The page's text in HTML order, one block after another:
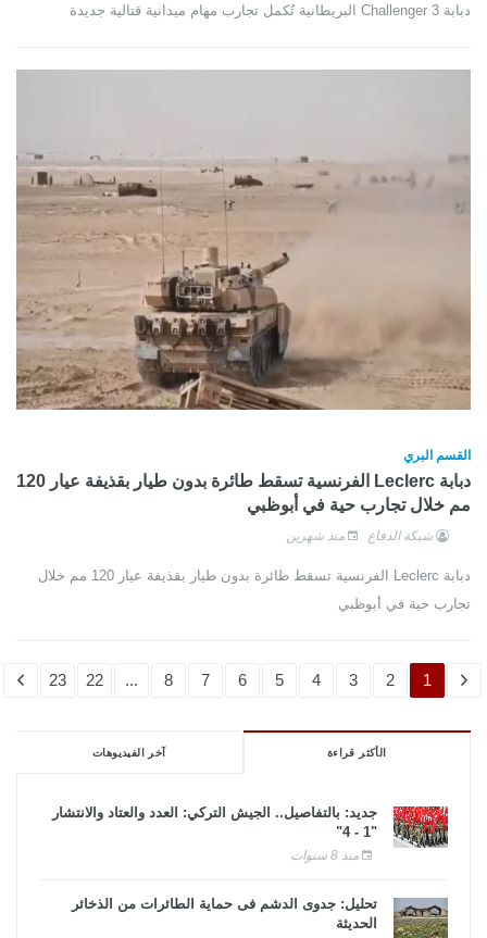
دبابة Challenger 3 البريطانية تُكمل تجارب مهام ميدانية قتالية جديدة
القسم البري
دبابة Leclerc الفرنسية تسقط طائرة بدون طيار بقذيفة عيار 120
مم خلال تجارب حية في أبوظبي
شبكة الدفاع منذ شهرين
دبابة Leclerc الفرنسية تسقط طائرة بدون طيار بقذيفة عيار 120 مم خلال
تجارب حية في أبوظبي
1
2
3
4
5
6
7
8
...
22
23
الأكثر قراءة آخر الفيديوهات
جديد: بالتفاصيل.. الجيش التركي: العدد والعتاد والانتشار
"1 - 4"
منذ 8 سنوات
تحليل: جدوى الدشم فى حماية الطائرات من الذخائر
الحديثة